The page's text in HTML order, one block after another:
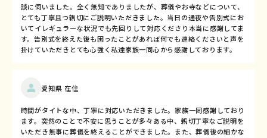
談に伺いました。全く無知でありましたが、葬儀やお寺などについて、
とても丁寧且つ親切にご説明いただきました。当日の通夜や告別式にお
いてイレギュラーな状況でも先回りして対応くださり本当に感謝してま
す。告別式を終えた後も困ったことがあれば何でも連絡くださいと声を
掛けていただきとても心強く私達家族一同心から感謝しております。
愛知県 在住
時間がタイトな中、丁寧に対応いただきました。家族一同感謝しており
ます。突然のことで不安に思うことが多々ある中、親切丁寧なご説明を
いただき無事に葬儀を終えることができました。また、葬儀後の細かな